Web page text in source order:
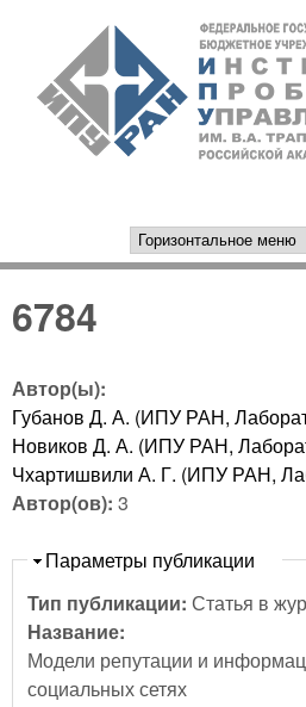
Перейти к
РАН
6784
Автор(ы):
Губанов Д. А. (ИПУ РАН,
Новиков Д. А. (ИПУ РАН,
Чхартишвили А. Г. (ИПУ РАН,
Автор(ов): 3
Скрыть
Параметры публикации
Тип публикации: Статья в
Название:
Модели репутации и
социальных сетях